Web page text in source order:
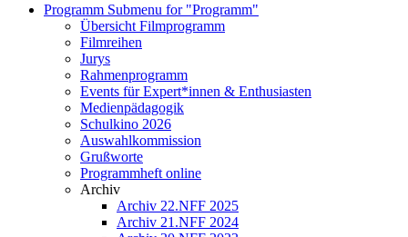
Programm Submenu for "Programm"
Übersicht Filmprogramm
Filmreihen
Jurys
Rahmenprogramm
Events für Expert*innen & Enthusiasten
Medienpädagogik
Schulkino 2026
Auswahlkommission
Grußworte
Programmheft online
Archiv
Archiv 22.NFF 2025
Archiv 21.NFF 2024